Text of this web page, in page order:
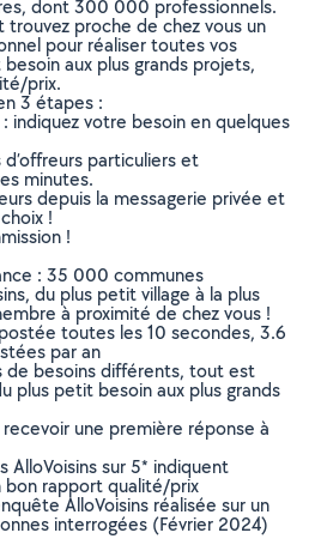
dont 300 000 professionnels.
proche de chez vous un
pour réaliser toutes vos
aux plus grands projets,
prix.
3 étapes :
indiquez votre besoin en quelques
particuliers et
minutes.
depuis la messagerie privée et
!
!
: 35 000 communes
du plus petit village à la plus
à proximité de chez vous !
toutes les 10 secondes, 3.6
par an
de besoins différents, tout est
plus petit besoin aux plus grands
une première réponse à
AlloVoisins sur 5* indiquent
bon rapport qualité/prix
AlloVoisins réalisée sur un
interrogées (Février 2024)